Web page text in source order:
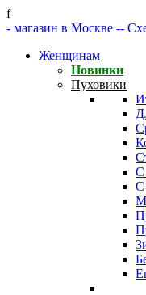
f
- магазин в Москве --
Женщинам
Новинки
Пуховики
С
С